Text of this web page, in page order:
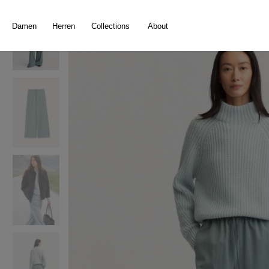
Damen Herren Collections About